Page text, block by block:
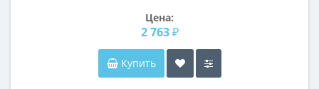
Цена:
2 763 ₽
Купить